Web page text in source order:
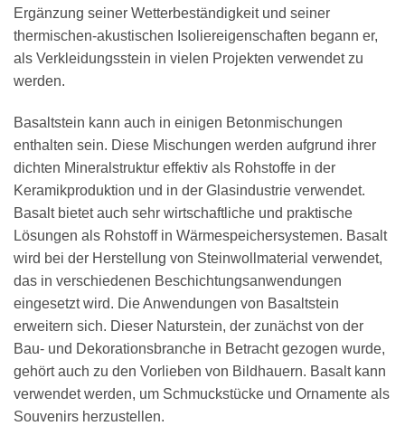
Ergänzung seiner Wetterbeständigkeit und seiner
thermischen-akustischen Isoliereigenschaften begann er,
als Verkleidungsstein in vielen Projekten verwendet zu
werden.
Basaltstein kann auch in einigen Betonmischungen
enthalten sein. Diese Mischungen werden aufgrund ihrer
dichten Mineralstruktur effektiv als Rohstoffe in der
Keramikproduktion und in der Glasindustrie verwendet.
Basalt bietet auch sehr wirtschaftliche und praktische
Lösungen als Rohstoff in Wärmespeichersystemen. Basalt
wird bei der Herstellung von Steinwollmaterial verwendet,
das in verschiedenen Beschichtungsanwendungen
eingesetzt wird. Die Anwendungen von Basaltstein
erweitern sich. Dieser Naturstein, der zunächst von der
Bau- und Dekorationsbranche in Betracht gezogen wurde,
gehört auch zu den Vorlieben von Bildhauern. Basalt kann
verwendet werden, um Schmuckstücke und Ornamente als
Souvenirs herzustellen.